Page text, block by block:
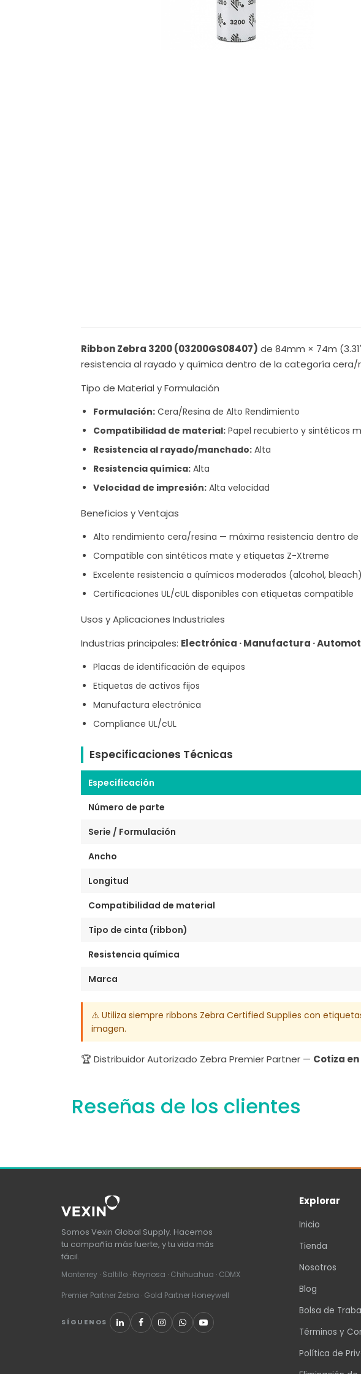
Ribbon Zebra 3200 (03200GS08407) de 84mm × 74m
resistencia al rayado y química dentro de la categoría
Tipo de Material y Formulación
Formulación: Cera/Resina de Alto Rendimiento
Compatibilidad de material: Papel recubierto y sintéticos
Resistencia al rayado/manchado: Alta
Resistencia química: Alta
Velocidad de impresión: Alta velocidad
Beneficios y Ventajas
Alto rendimiento cera/resina — máxima resistencia dentro de
Compatible con sintéticos mate y etiquetas Z-Xtreme
Excelente resistencia a químicos moderados (alcohol, bleach)
Certificaciones UL/cUL disponibles con etiquetas compatible
Usos y Aplicaciones Industriales
Industrias principales: Electrónica · Manufactura ·
Placas de identificación de equipos
Etiquetas de activos fijos
Manufactura electrónica
Compliance UL/cUL
Especificaciones Técnicas
Especificación
Número de parte
Serie / Formulación
Ancho
Longitud
Compatibilidad de material
Tipo de cinta (ribbon)
Resistencia química
Marca
⚠️ Utiliza siempre ribbons Zebra Certified Supplies con
imagen.
🏆 Distribuidor Autorizado Zebra Premier Partner — Cotiza
Reseñas de los clientes
Somos Vexin Global Supply. Hacemos
tu compañía más fuerte, y tu vida más
fácil.
Monterrey · Saltillo · Reynosa · Chihuahua · CDMX
Premier Partner Zebra · Gold Partner Honeywell
SÍGUENOS
Explorar
Inicio
Tienda
Nosotros
Blog
Bolsa de
Términos y
Política de